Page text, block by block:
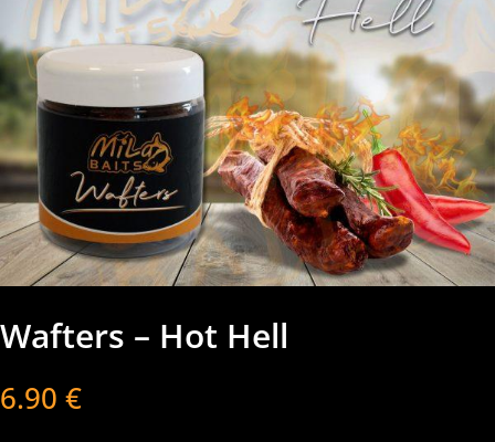
Wafters – Hot Hell
6.90 €